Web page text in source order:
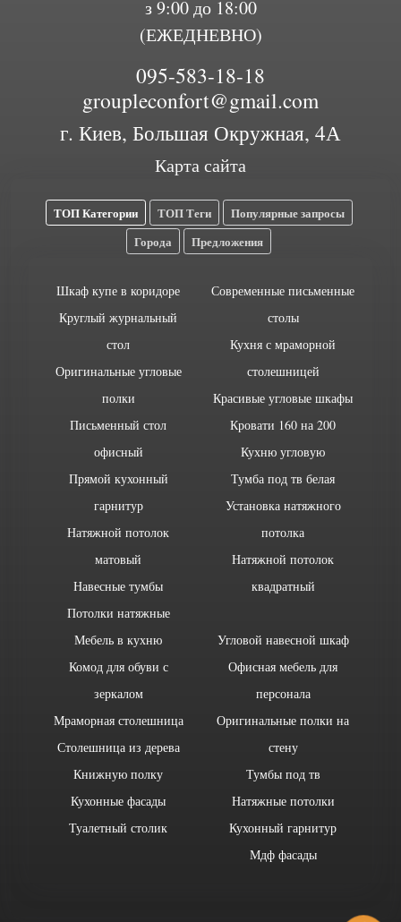
з 9:00 до 18:00
(ЕЖЕДНЕВНО)
095-583-18-18
groupleconfort@gmail.com
г. Киев, Большая Окружная, 4А
Карта сайта
ТОП Категории ТОП Теги
Популярные запросы
Города
Предложения
Шкаф купе в коридоре
Круглый журнальный
стол
Оригинальные угловые
полки
Письменный стол
офисный
Прямой кухонный
гарнитур
Натяжной потолок
матовый
Навесные тумбы
Потолки натяжные
Современные письменные
столы
Кухня с мраморной
столешницей
Красивые угловые шкафы
Кровати 160 на 200
Кухню угловую
Тумба под тв белая
Установка натяжного
потолка
Натяжной потолок
квадратный
Мебель в кухню
Комод для обуви с
зеркалом
Мраморная столешница
Столешница из дерева
Книжную полку
Кухонные фасады
Туалетный столик
Угловой навесной шкаф
Офисная мебель для
персонала
Оригинальные полки на
стену
Тумбы под тв
Натяжные потолки
Кухонный гарнитур
Мдф фасады